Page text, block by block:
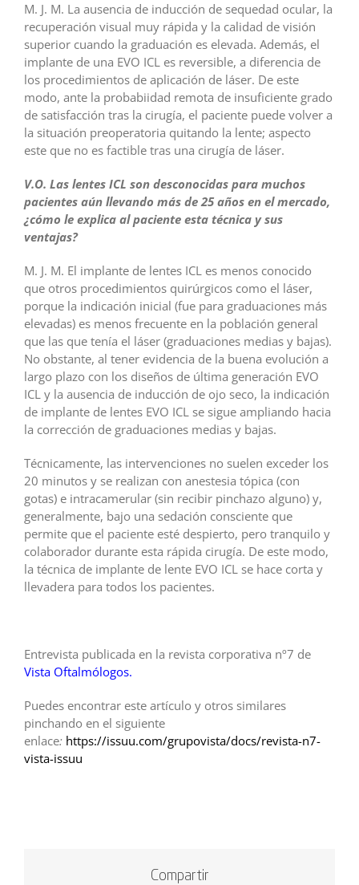
M. J. M. La ausencia de inducción de sequedad ocular, la
recuperación visual muy rápida y la calidad de visión
superior cuando la graduación es elevada. Además, el
implante de una EVO ICL es reversible, a diferencia de
los procedimientos de aplicación de láser. De este
modo, ante la probabiidad remota de insuficiente grado
de satisfacción tras la cirugía, el paciente puede volver a
la situación preoperatoria quitando la lente; aspecto
este que no es factible tras una cirugía de láser.
V.O. Las lentes ICL son desconocidas para muchos
pacientes aún llevando más de 25 años en el mercado,
¿cómo le explica al paciente esta técnica y sus
ventajas?
M. J. M. El implante de lentes ICL es menos conocido
que otros procedimientos quirúrgicos como el láser,
porque la indicación inicial (fue para graduaciones más
elevadas) es menos frecuente en la población general
que las que tenía el láser (graduaciones medias y bajas).
No obstante, al tener evidencia de la buena evolución a
largo plazo con los diseños de última generación EVO
ICL y la ausencia de inducción de ojo seco, la indicación
de implante de lentes EVO ICL se sigue ampliando hacia
la corrección de graduaciones medias y bajas.
Técnicamente, las intervenciones no suelen exceder los
20 minutos y se realizan con anestesia tópica (con
gotas) e intracamerular (sin recibir pinchazo alguno) y,
generalmente, bajo una sedación consciente que
permite que el paciente esté despierto, pero tranquilo y
colaborador durante esta rápida cirugía. De este modo,
la técnica de implante de lente EVO ICL se hace corta y
llevadera para todos los pacientes.
Entrevista publicada en la revista corporativa nº7 de
Vista Oftalmólogos.
Puedes encontrar este artículo y otros similares
pinchando en el siguiente
enlace: https://issuu.com/grupovista/docs/revista-n7-
vista-issuu
Compartir